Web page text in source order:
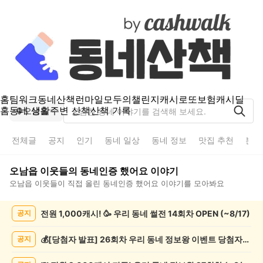
홈팀워크동네산책런마일모두의챌린지캐시로또보험캐시딜
홈동네 생활주변 산책산책 기록
오남읍
전체글 공지 인기 동네 일상 동네 정보 맛집 추천 분
오남읍 이웃들의 동네인증 했어요 이야기
오남읍 이웃들이 직접 올린 동네인증 했어요 이야기를 모아봐요
공지 전원 1,000캐시! 🥳 우리 동네 썰전 14회차 OPEN (~8/17)
공지 💰[당첨자 발표] 26회차 우리 동네 정보왕 이벤트 당첨자를 발표합니다!